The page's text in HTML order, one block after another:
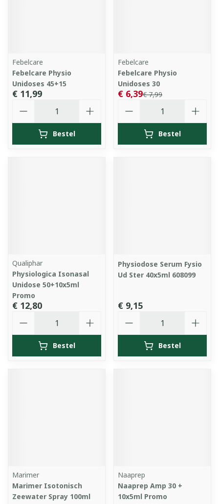
Febelcare
Febelcare Physio
Unidoses 45+15
€ 11,99
Bestel
Febelcare
Febelcare Physio
Unidoses 30
€ 7,99
€ 6,39
Bestel
Qualiphar
Physiologica Isonasal
Unidose 50+10x5ml
Promo
€ 12,80
Bestel
Physiodose Serum Fysio
Ud Ster 40x5ml 608099
€ 9,15
Bestel
Marimer
Marimer Isotonisch
Zeewater Spray 100ml
Naaprep
Naaprep Amp 30 +
10x5ml Promo